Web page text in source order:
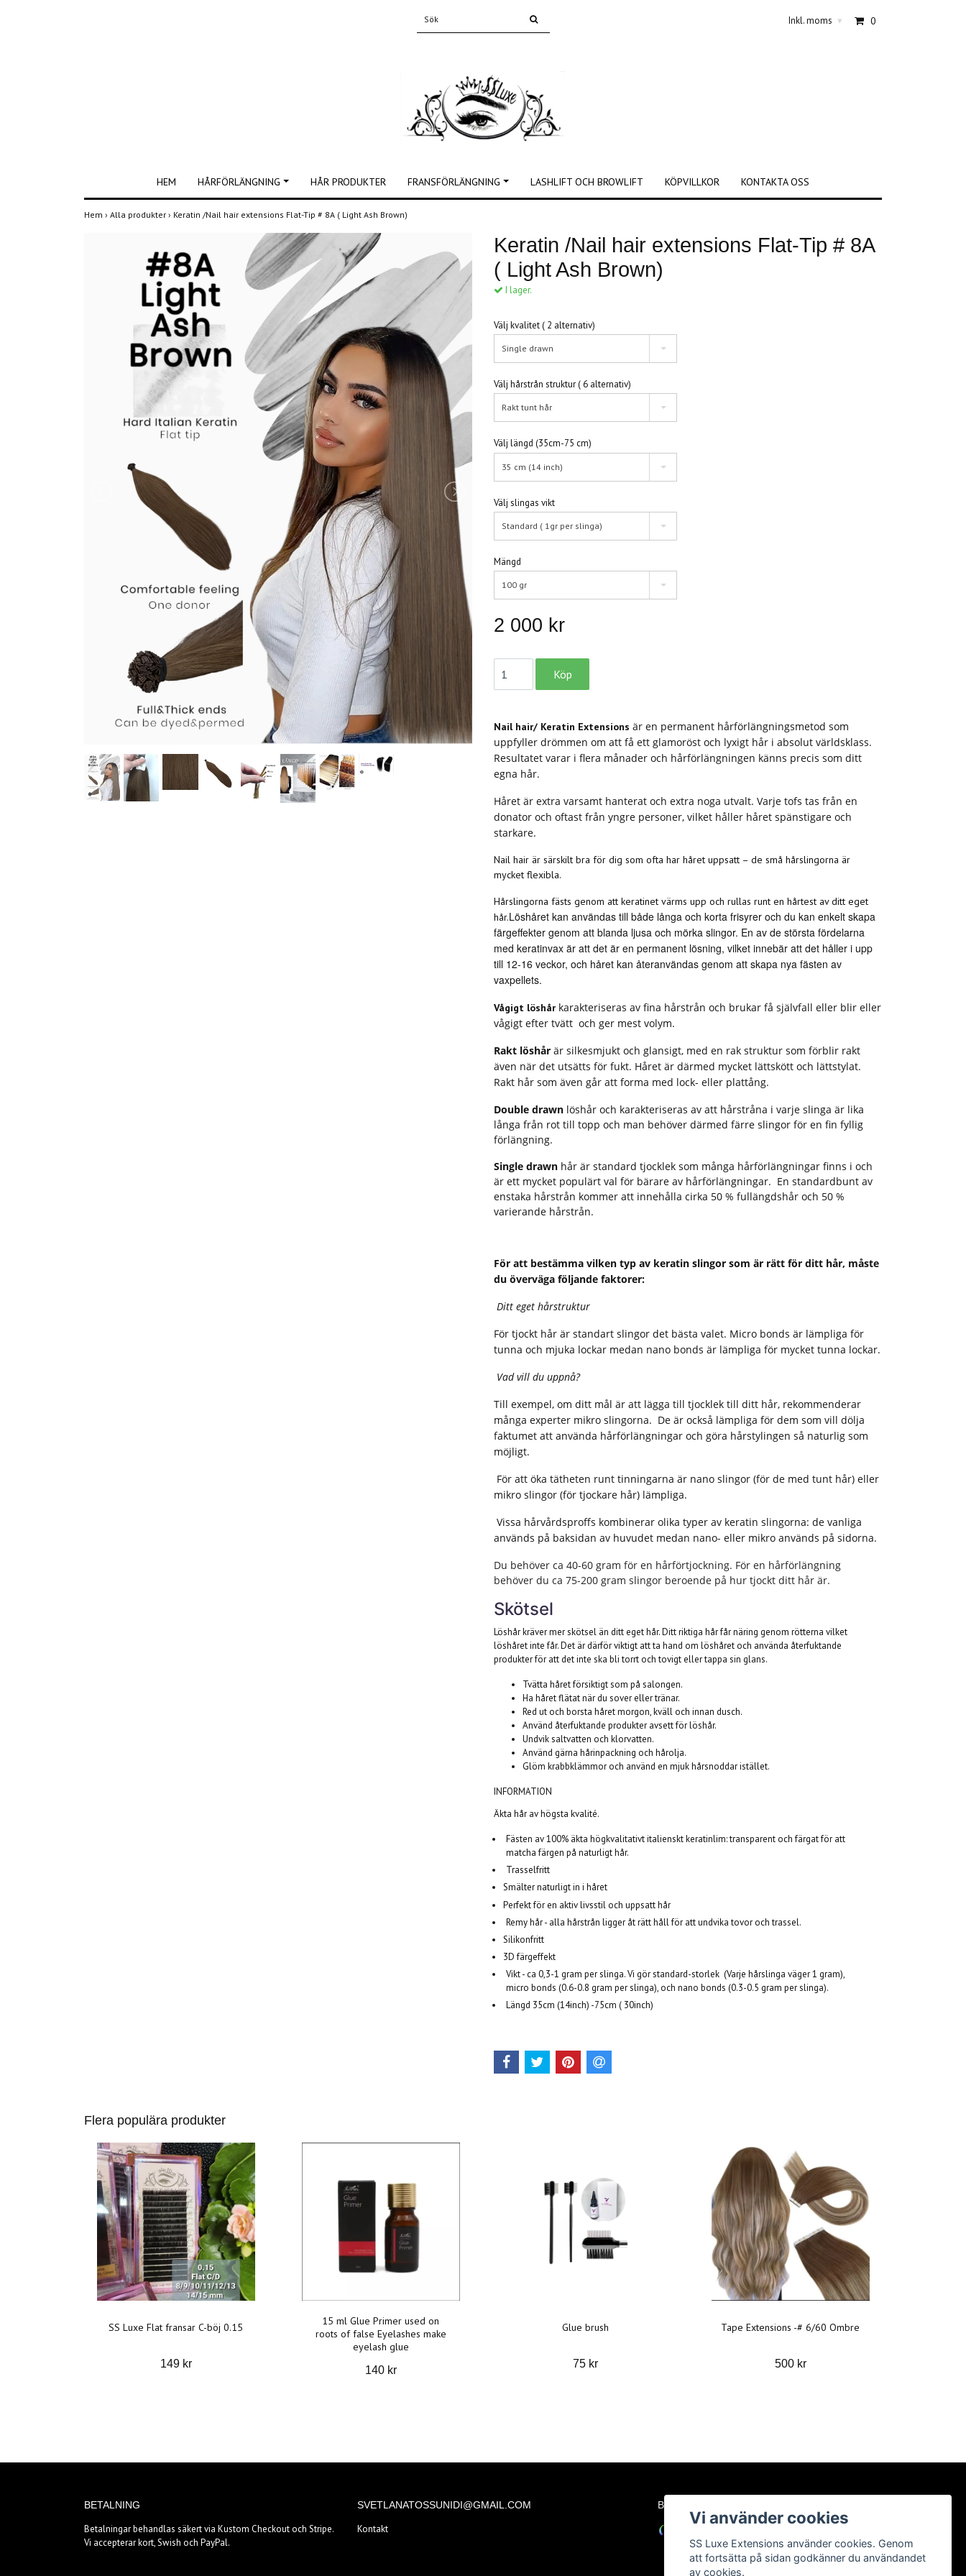
Inkl. moms ▾ 0
HEM HÅRFÖRLÄNGNING HÅR PRODUKTER FRANSFÖRLÄNGNING LASHLIFT OCH BROWLIFT KÖPVILLKOR KONTAKTA OSS
Hem › Alla produkter › Keratin /Nail hair extensions Flat-Tip # 8A ( Light Ash Brown)
Keratin /Nail hair extensions Flat-Tip # 8A
( Light Ash Brown)
I lager.
Välj kvalitet ( 2 alternativ)
Single drawn
Välj hårstrån struktur ( 6 alternativ)
Rakt tunt hår
Välj längd (35cm-75 cm)
35 cm (14 inch)
Välj slingas vikt
Standard ( 1gr per slinga)
Mängd
100 gr
2 000 kr
Nail hair/ Keratin Extensions är en permanent hårförlängningsmetod som
uppfyller drömmen om att få ett glamoröst och lyxigt hår i absolut världsklass.
Resultatet varar i flera månader och hårförlängningen känns precis som ditt
egna hår.
Håret är extra varsamt hanterat och extra noga utvalt. Varje tofs tas från en
donator och oftast från yngre personer, vilket håller håret spänstigare och
starkare.
Nail hair är särskilt bra för dig som ofta har håret uppsatt – de små hårslingorna är
mycket flexibla.
Hårslingorna fästs genom att keratinet värms upp och rullas runt en hårtest av ditt eget
hår.Löshåret kan användas till både långa och korta frisyrer och du kan enkelt skapa
färgeffekter genom att blanda ljusa och mörka slingor. En av de största fördelarna
med keratinvax är att det är en permanent lösning, vilket innebär att det håller i upp
till 12-16 veckor, och håret kan återanvändas genom att skapa nya fästen av
vaxpellets.
Vågigt löshår karakteriseras av fina hårstrån och brukar få självfall eller blir eller
vågigt efter tvätt och ger mest volym.
Rakt löshår är silkesmjukt och glansigt, med en rak struktur som förblir rakt
även när det utsätts för fukt. Håret är därmed mycket lättskött och lättstylat.
Rakt hår som även går att forma med lock- eller plattång.
Double drawn löshår och karakteriseras av att hårstråna i varje slinga är lika
långa från rot till topp och man behöver därmed färre slingor för en fin fyllig
förlängning.
Single drawn hår är standard tjocklek som många hårförlängningar finns i och
är ett mycket populärt val för bärare av hårförlängningar. En standardbunt av
enstaka hårstrån kommer att innehålla cirka 50 % fullängdshår och 50 %
varierande hårstrån.
För att bestämma vilken typ av keratin slingor som är rätt för ditt hår, måste
du överväga följande faktorer:
Ditt eget hårstruktur
För tjockt hår är standart slingor det bästa valet. Micro bonds är lämpliga för
tunna och mjuka lockar medan nano bonds är lämpliga för mycket tunna lockar.
Vad vill du uppnå?
Till exempel, om ditt mål är att lägga till tjocklek till ditt hår, rekommenderar
många experter mikro slingorna. De är också lämpliga för dem som vill dölja
faktumet att använda hårförlängningar och göra hårstylingen så naturlig som
möjligt.
För att öka tätheten runt tinningarna är nano slingor (för de med tunt hår) eller
mikro slingor (för tjockare hår) lämpliga.
Vissa hårvårdsproffs kombinerar olika typer av keratin slingorna: de vanliga
används på baksidan av huvudet medan nano- eller mikro används på sidorna.
Du behöver ca 40-60 gram för en hårförtjockning. För en hårförlängning
behöver du ca 75-200 gram slingor beroende på hur tjockt ditt hår är.
Skötsel
Löshår kräver mer skötsel än ditt eget hår. Ditt riktiga hår får näring genom rötterna vilket
löshåret inte får. Det är därför viktigt att ta hand om löshåret och använda återfuktande
produkter för att det inte ska bli torrt och tovigt eller tappa sin glans.
Tvätta håret försiktigt som på salongen.
Ha håret flätat när du sover eller tränar.
Red ut och borsta håret morgon, kväll och innan dusch.
Använd återfuktande produkter avsett för löshår.
Undvik saltvatten och klorvatten.
Använd gärna hårinpackning och hårolja.
Glöm krabbklämmor och använd en mjuk hårsnoddar istället.
INFORMATION
Äkta hår av högsta kvalité.
Fästen av 100% äkta högkvalitativt italienskt keratinlim: transparent och färgat för att
matcha färgen på naturligt hår.
Trasselfritt
Smälter naturligt in i håret
Perfekt för en aktiv livsstil och uppsatt hår
Remy hår - alla hårstrån ligger åt rätt håll för att undvika tovor och trassel.
Silikonfritt
3D färgeffekt
Vikt - ca 0,3-1 gram per slinga. Vi gör standard-storlek (Varje hårslinga väger 1 gram),
micro bonds (0.6-0.8 gram per slinga), och nano bonds (0.3-0.5 gram per slinga).
Längd 35cm (14inch) -75cm ( 30inch)
Flera populära produkter
SS Luxe Flat fransar C-böj 0.15
149 kr
15 ml Glue Primer used on
roots of false Eyelashes make
eyelash glue
140 kr
Glue brush
75 kr
Tape Extensions -# 6/60 Ombre
500 kr
BETALNING
Betalningar behandlas säkert via Kustom Checkout och Stripe.
Vi accepterar kort, Swish och PayPal.
SVETLANATOSSUNIDI@GMAIL.COM
Kontakt
BETALSÄTT
Vi använder cookies
SS Luxe Extensions använder cookies. Genom
att fortsätta på sidan godkänner du användandet
av cookies.